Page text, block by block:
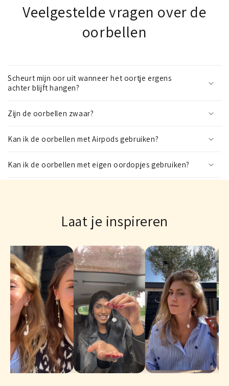
Veelgestelde vragen over de
oorbellen
Scheurt mijn oor uit wanneer het oortje ergens
achter blijft hangen?
Zijn de oorbellen zwaar?
Kan ik de oorbellen met Airpods gebruiken?
Kan ik de oorbellen met eigen oordopjes gebruiken?
Laat je inspireren